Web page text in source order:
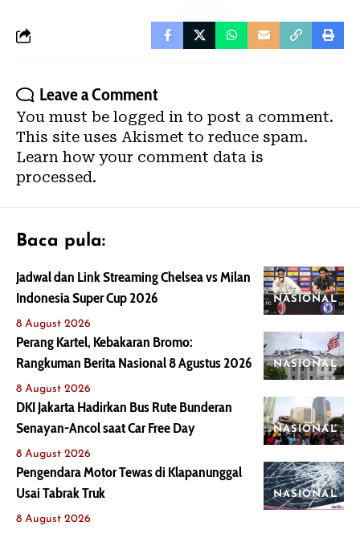
Leave a Comment
You must be logged in to post a comment.
This site uses Akismet to reduce spam.
Learn how your comment data is
processed.
Baca pula:
NASIONAL
Jadwal dan Link Streaming Chelsea vs Milan
Indonesia Super Cup 2026
8 August 2026
NASIONAL
Perang Kartel, Kebakaran Bromo:
Rangkuman Berita Nasional 8 Agustus 2026
8 August 2026
NASIONAL
DKI Jakarta Hadirkan Bus Rute Bunderan
Senayan-Ancol saat Car Free Day
8 August 2026
NASIONAL
Pengendara Motor Tewas di Klapanunggal
Usai Tabrak Truk
8 August 2026